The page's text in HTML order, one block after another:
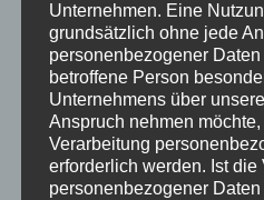
Abschlussball 2026
WEIHNACHTSFERIEN
KATEGORIEN
Kategorien
Unternehmen. Eine
grundsätzlich ohne jede
personenbezogener
betroffene Person
Unternehmens über
Anspruch nehmen
Verarbeitung
erforderlich werden. Ist die
personenbezogener